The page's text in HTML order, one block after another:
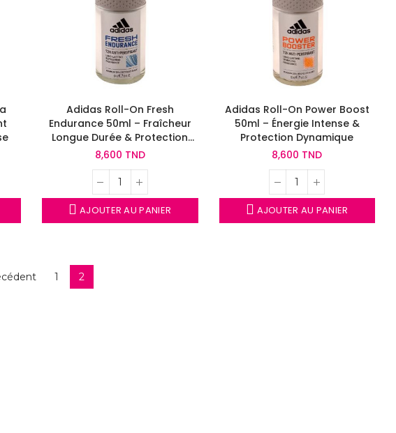
Adidas Roll-On Fresh
Endurance 50ml – Fraîcheur
Longue Durée & Protection
Quotidienne
8,600 TND
AJOUTER AU PANIER
Adidas Roll-On Power Boost
50ml – Énergie Intense &
Protection Dynamique
8,600 TND
AJOUTER AU PANIER
1 2